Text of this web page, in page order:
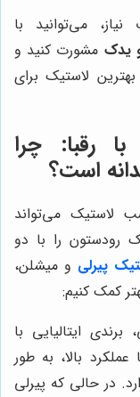
می‌توانید با
یدک مشورت کنید و
لاستیک برای
رقبا: چرا
است؟
لاستیک می‌تواند
رودستون را با دو
پیرلی و میشلن،
کمک کنیم:
برندی ایتالیایی با
بالا، به طور
در حالی که پیرلی